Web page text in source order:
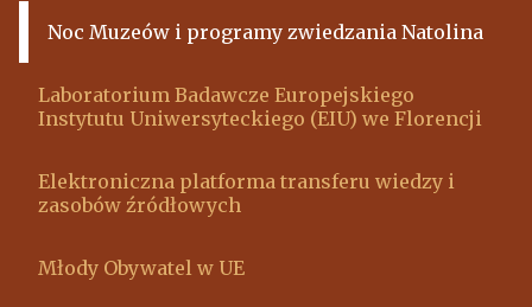
Noc Muzeów i programy zwiedzania Natolina
Laboratorium Badawcze Europejskiego
Instytutu Uniwersyteckiego (EIU) we Florencji
Elektroniczna platforma transferu wiedzy i
zasobów źródłowych
Młody Obywatel w UE